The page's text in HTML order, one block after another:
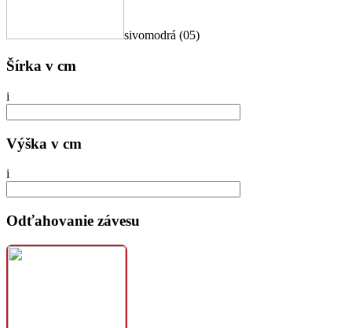
sivomodrá (05)
Šírka v cm
i
Výška v cm
i
Odťahovanie závesu